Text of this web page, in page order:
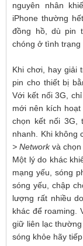
nguyên nhân
iPhone thường
đồng hồ, dù pin
chóng ở tình trạng
Khi chơi, hay giải
pin cho thiết bị
Với kết nối 3G,
mới nên kích
chọn kết nối 3G,
nhanh. Khi không
> Networkvà
Một lý do khác
mạng yếu, sóng
sóng yếu, chập
lượng rất nhiều
khác để roaming.
giữ liên lạc
sóng khỏe hãy